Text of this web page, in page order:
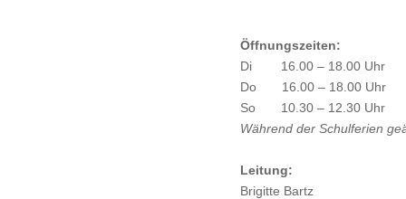
Öffnungszeiten:
Di 16.00 – 18.00 Uhr
Do 16.00 – 18.00 Uhr
So 10.30 – 12.30 Uhr
Während der Schulferien
Leitung:
Brigitte Bartz